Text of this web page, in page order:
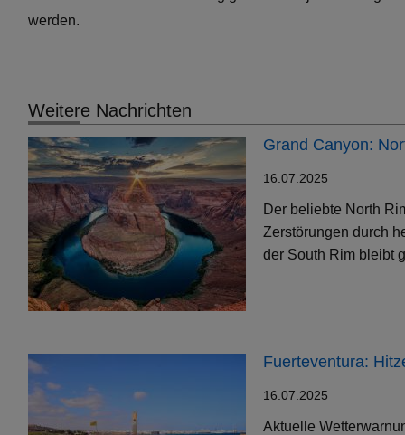
werden.
Weitere Nachrichten
Grand Canyon:
16.07.2025
Der beliebte North
Zerstörungen durch
der South Rim bleibt
Fuerteventura:
16.07.2025
Aktuelle